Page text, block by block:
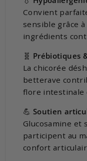
Convient
sensible grâce
ingrédients
🧬 Prébiotiques
La chicorée
betterave
flore intestinale
💪 Soutien
Glucosamine et
participent au
confort